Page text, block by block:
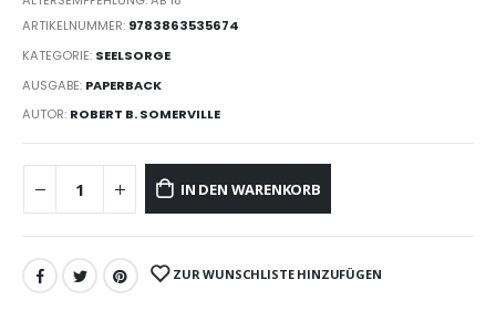
ARTIKELNUMMER: 9783863535674
KATEGORIE: SEELSORGE
AUSGABE: PAPERBACK
AUTOR: ROBERT B. SOMERVILLE
IN DEN WARENKORB
ZUR WUNSCHLISTE HINZUFÜGEN